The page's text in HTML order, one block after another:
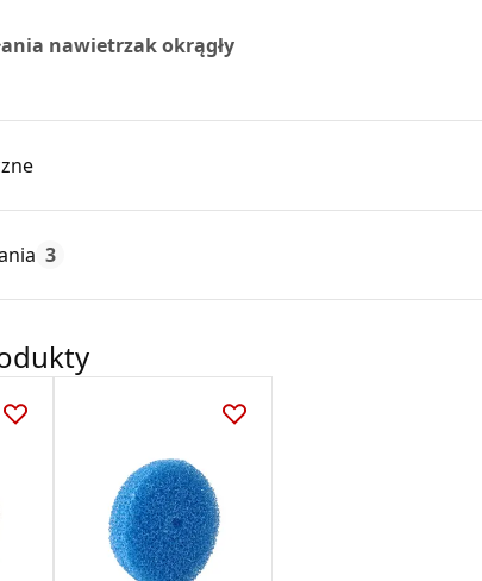
nawietrzak okrągły
3
obsługi_Nawietrzak-
EN.pdf